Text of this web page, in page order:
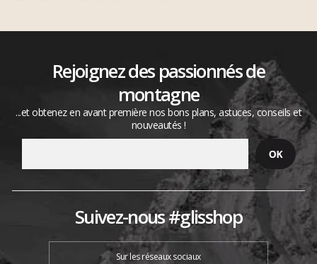
Rejoignez des passionnés de
montagne
...et obtenez en avant première nos bons plans, astuces, conseils et
nouveautés !
Suivez-nous #glisshop
Sur les réseaux sociaux